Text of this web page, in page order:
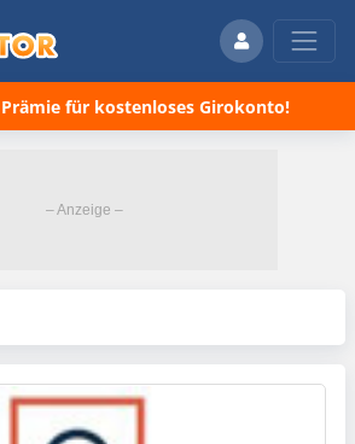
Prämie für kostenloses Girokonto!